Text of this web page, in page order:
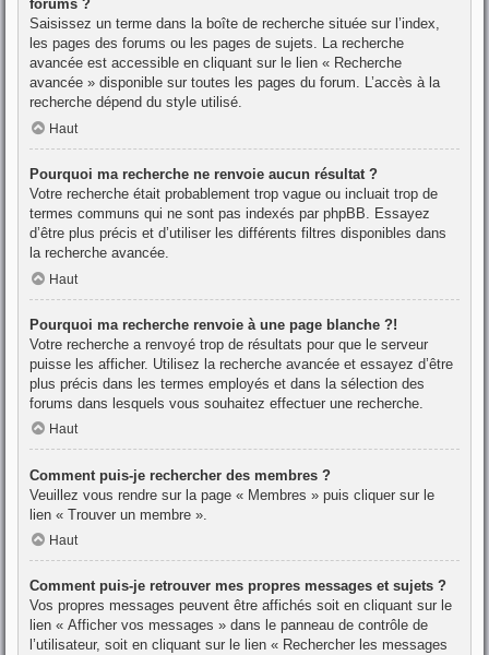
forums ?
Saisissez un terme dans la boîte de recherche située sur l’index,
les pages des forums ou les pages de sujets. La recherche
avancée est accessible en cliquant sur le lien « Recherche
avancée » disponible sur toutes les pages du forum. L’accès à la
recherche dépend du style utilisé.
Haut
Pourquoi ma recherche ne renvoie aucun résultat ?
Votre recherche était probablement trop vague ou incluait trop de
termes communs qui ne sont pas indexés par phpBB. Essayez
d’être plus précis et d’utiliser les différents filtres disponibles dans
la recherche avancée.
Haut
Pourquoi ma recherche renvoie à une page blanche ?!
Votre recherche a renvoyé trop de résultats pour que le serveur
puisse les afficher. Utilisez la recherche avancée et essayez d’être
plus précis dans les termes employés et dans la sélection des
forums dans lesquels vous souhaitez effectuer une recherche.
Haut
Comment puis-je rechercher des membres ?
Veuillez vous rendre sur la page « Membres » puis cliquer sur le
lien « Trouver un membre ».
Haut
Comment puis-je retrouver mes propres messages et sujets ?
Vos propres messages peuvent être affichés soit en cliquant sur le
lien « Afficher vos messages » dans le panneau de contrôle de
l’utilisateur, soit en cliquant sur le lien « Rechercher les messages